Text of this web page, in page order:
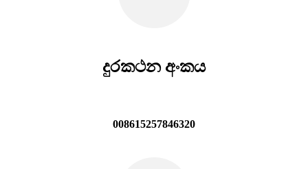
දුරකථන අංකය
008615257846320